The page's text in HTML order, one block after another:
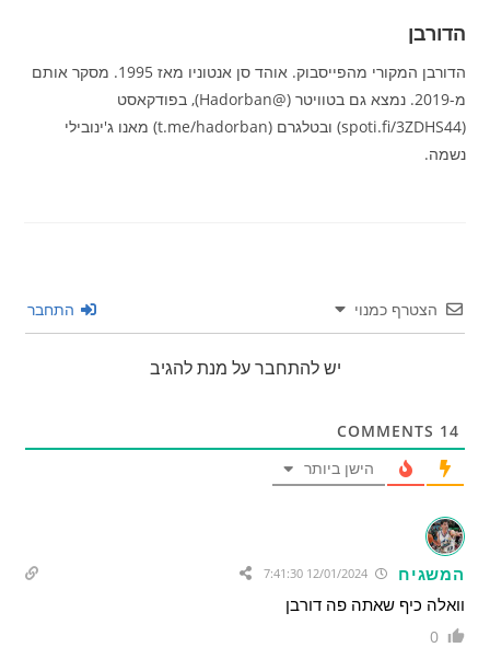
הדורבן
הדורבן המקורי מהפייסבוק. אוהד סן אנטוניו מאז 1995. מסקר אותם
מ-2019. נמצא גם בטוויטר (@Hadorban), בפודקאסט
(spoti.fi/3ZDHS44) ובטלגרם (t.me/hadorban) מאנו ג'ינובילי
נשמה.
הצטרף כמנוי התחבר
יש להתחבר על מנת להגיב
14
הישן ביותר
המשגיח
וואלה כיף שאתה פה דורבן
0